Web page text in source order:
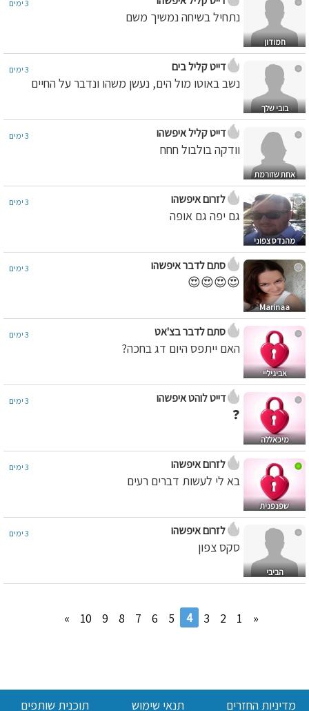
חמודון
3 ימים
נתחיל בשיחה נמשיך משם
בובי שלך
3 ימים דייט קליל בים
נשב באוטו מול הים, נעשן משהו ונדבר על החיים
אחת שזורמת
3 ימים דייט קליל איפשהו
וודקה בולבול חחח
מהנדס צפוני
3 ימים לזרום איפשהו
גם יפה גם אופה
Marinaa
3 ימים סתם לדבר איפשהו
😍😍😍😍
אביגיליי
3 ימים סתם לדבר בצ'אט
האם ייתפס היום דג בחכה?
מיכאללה
3 ימים דייט לוהט איפשהו
❓
שפנפנית
3 ימים לזרום איפשהו
בא לי לעשות דברים רעים
הביבי
3 ימים לזרום איפשהו
סקס צפון
«
1
2
3
4
5
6
7
8
9
10
»
תוכנית שותפים תנאי שימוש מדיניות החזרים